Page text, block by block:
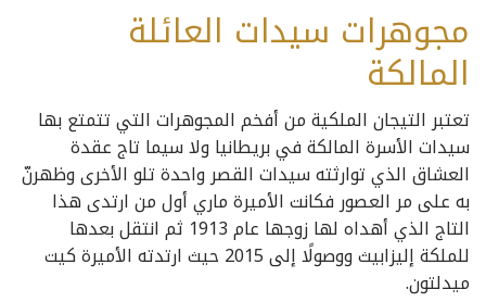
مجوهرات سيدات العائلة
المالكة
تعتبر التيجان الملكية من أفخم المجوهرات التي تتمتع بها
سيدات الأسرة المالكة في بريطانيا ولا سيما تاج عقدة
العشاق الذي توارثته سيدات القصر واحدة تلو الأخرى وظهرنّ
به على مر العصور فكانت الأميرة ماري أول من ارتدى هذا
التاج الذي أهداه لها زوجها عام 1913 ثم انتقل بعدها
للملكة إليزابيث ووصولًا إلى 2015 حيث ارتدته الأميرة كيت
ميدلتون.